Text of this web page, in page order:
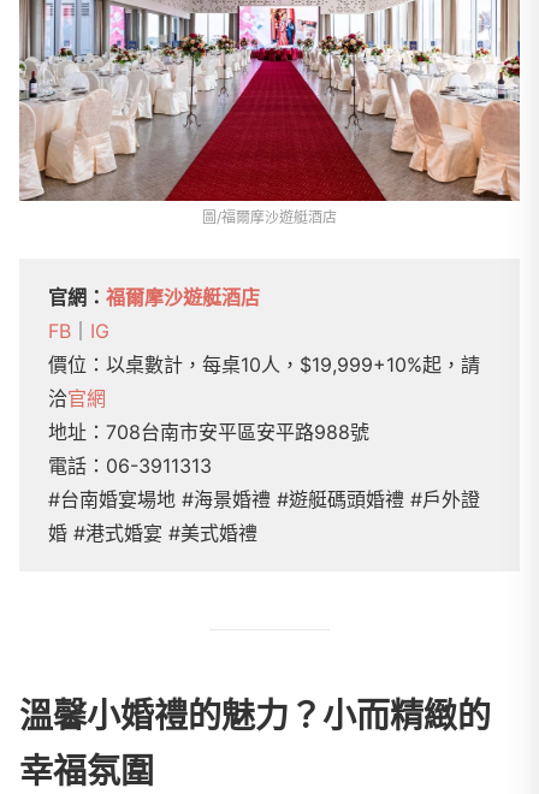
圖/福爾摩沙遊艇酒店
官網： 福爾摩沙遊艇酒店
FB
IG
價位：以桌數計，每桌10人，$19,999+10%起，請
洽官網
地址：708台南市安平區安平路988號
電話：06-3911313
#台南婚宴場地 #海景婚禮 #遊艇碼頭婚禮 #戶外證
婚 #港式婚宴 #美式婚禮
溫馨小婚禮的魅力？小而精緻的
幸福氛圍